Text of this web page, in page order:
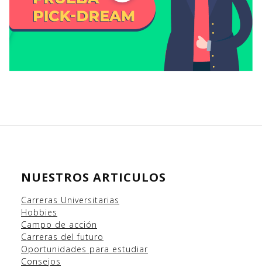
NUESTROS ARTICULOS
Carreras Universitarias
Hobbies
Campo de acción
Carreras del futuro
Oportunidades para estudiar
Consejos